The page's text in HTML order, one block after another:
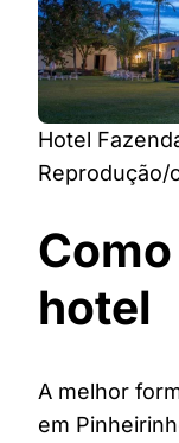
Hotel
Reprodução/
hotel
A melhor
em